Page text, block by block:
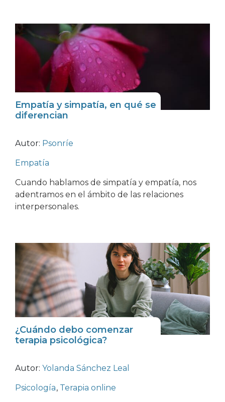
Empatía y simpatía, en qué se
diferencian
Autor: Psonríe
Empatía
Cuando hablamos de simpatía y empatía, nos
adentramos en el ámbito de las relaciones
interpersonales.
¿Cuándo debo comenzar
terapia psicológica?
Autor: Yolanda Sánchez Leal
Psicología, Terapia online